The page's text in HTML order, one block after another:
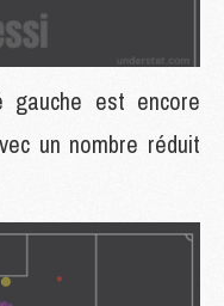
gauche est encore
un nombre réduit